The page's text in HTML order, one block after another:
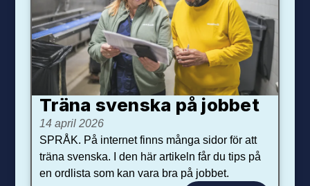
Träna svenska på jobbet
14 april 2026
SPRÅK. På internet finns många sidor för att
träna svenska. I den här artikeln får du tips på
en ordlista som kan vara bra på jobbet.